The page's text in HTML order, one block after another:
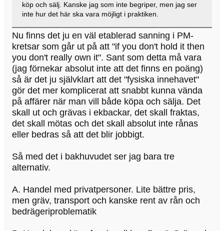
köp och sälj. Kanske jag som inte begriper, men jag ser
inte hur det här ska vara möjligt i praktiken.
Nu finns det ju en väl etablerad sanning i PM-
kretsar som går ut på att "if you don't hold it then
you don't really own it". Sant som detta må vara
(jag förnekar absolut inte att det finns en poäng)
så är det ju självklart att det "fysiska innehavet"
gör det mer komplicerat att snabbt kunna vända
på affärer när man vill både köpa och sälja. Det
skall ut och grävas i ekbackar, det skall fraktas,
det skall mötas och det skall absolut inte rånas
eller bedras så att det blir jobbigt.
Så med det i bakhuvudet ser jag bara tre
alternativ.
A. Handel med privatpersoner. Lite bättre pris,
men gräv, transport och kanske rent av rån och
bedrägeriproblematik